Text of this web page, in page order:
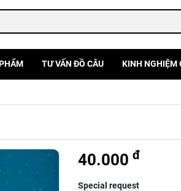
TƯ VẤN ĐỒ CÂU KINH NGHIỆM
40.000 đ
Special request